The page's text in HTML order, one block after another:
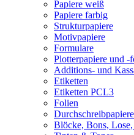
Papiere weiß
Papiere farbig
Strukturpapiere
Motivpapiere
Formulare
Plotterpapiere und -
Additions- und
Etiketten
Etiketten PCL3
Folien
Durchschreibpapiere
Blöcke, Bons,